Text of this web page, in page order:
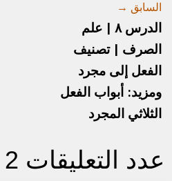
السابق →
الدرس ٨ | علم
الصرف | تصنيف
الفعل إلى مجرد
ومزيد: أبواب الفعل
الثلاثي المجرد
عدد التعليقات 2